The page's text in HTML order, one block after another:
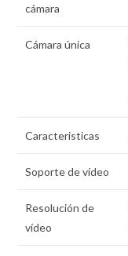
cámara
Cámara única
Caracteristicas
Soporte de vídeo
Resolución de
vídeo